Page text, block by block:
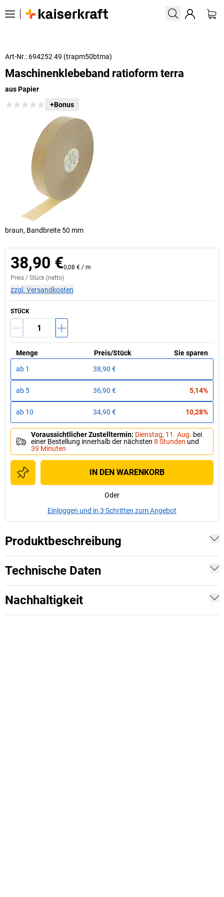
Art-Nr.: 694252 49 (trapm50btma)
Maschinenklebeband ratioform terra
aus Papier
+Bonus
braun, Bandbreite 50 mm
38,90 €0,08 € / m
Preis / Stück (netto)
zzgl. Versandkosten
STÜCK
Menge Preis/Stück
Sie sparen
ab 1 38,90 €
ab 5 36,90 € 5,14%
ab 10 34,90 € 10,28%
Voraussichtlicher Zustelltermin: Dienstag, 11. Aug. bei
einer Bestellung innerhalb der nächsten 8 Stunden und
39 Minuten
IN DEN WARENKORB
Oder
Einloggen und in 3 Schritten zum Angebot
Produktbeschreibung
Technische Daten
Nachhaltigkeit